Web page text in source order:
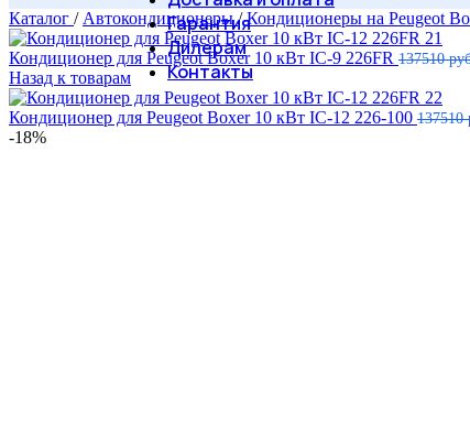
Гарантия
Дилерам
Контакты
Каталог / Автокондиционеры/ Кондиционеры на Peugeot
Кондиционер для Peugeot Boxer 10 кВт IC-9 226FR 137510
Назад к товарам
Кондиционер для Peugeot Boxer 10 кВт IC-12 226-100 137510
-18%